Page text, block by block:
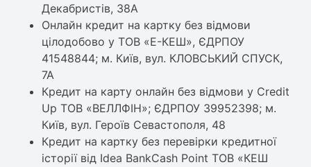
Декабристів, 38А
Онлайн кредит на картку без відмови
цілодобово у ТОВ «Е-КЕШ», ЄДРПОУ
41548844; м. Київ, вул. КЛОВСЬКИЙ СПУСК,
7А
Кредит на карту онлайн без відмови у Credit
Up ТОВ «ВЕЛЛФІН»; ЄДРПОУ 39952398; м.
Київ, вул. Героїв Севастополя, 48
Кредит на картку без перевірки кредитної
історії від Idea BankCash Point ТОВ «КЕШ